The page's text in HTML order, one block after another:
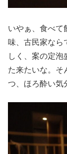
いやぁ、食べて
味、古民家なら
しく、案の定泡
た来たいな。そ
つ、ほろ酔い気